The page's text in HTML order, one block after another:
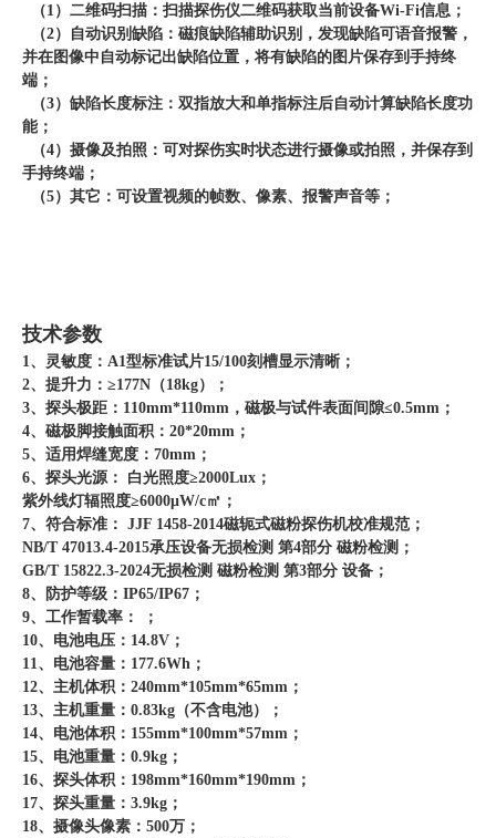
（1）二维码扫描：扫描探伤仪二维码获取当前设备Wi-Fi信息；
（2）自动识别缺陷：磁痕缺陷辅助识别，发现缺陷可语音报警，
并在图像中自动标记出缺陷位置，将有缺陷的图片保存到手持终
端；
（3）缺陷长度标注：双指放大和单指标注后自动计算缺陷长度功
能；
（4）摄像及拍照：可对探伤实时状态进行摄像或拍照，并保存到
手持终端；
（5）其它：可设置视频的帧数、像素、报警声音等；
技术参数
1、灵敏度：A1型标准试片15/100刻槽显示清晰；
2、提升力：≥177N（18kg）；
3、探头极距：110mm*110mm，磁极与试件表面间隙≤0.5mm；
4、磁极脚接触面积：20*20mm；
5、适用焊缝宽度：70mm；
6、探头光源： 白光照度≥2000Lux；
紫外线灯辐照度≥6000μW/c㎡；
7、符合标准： JJF 1458-2014磁轭式磁粉探伤机校准规范；
NB/T 47013.4-2015承压设备无损检测 第4部分 磁粉检测；
GB/T 15822.3-2024无损检测 磁粉检测 第3部分 设备；
8、防护等级：IP65/IP67；
9、工作暂载率： ；
10、电池电压：14.8V；
11、电池容量：177.6Wh；
12、主机体积：240mm*105mm*65mm；
13、主机重量：0.83kg（不含电池）；
14、电池体积：155mm*100mm*57mm；
15、电池重量：0.9kg；
16、探头体积：198mm*160mm*190mm；
17、探头重量：3.9kg；
18、摄像头像素：500万；